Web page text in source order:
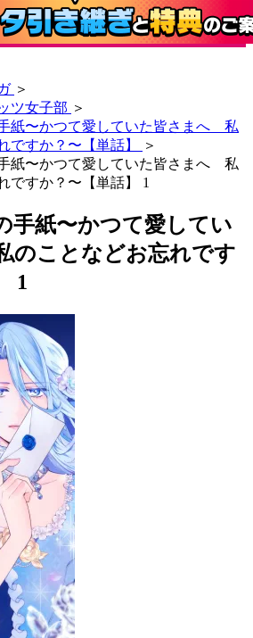
＞
ツ女子部 ＞
紙〜かつて愛していた皆さまへ 私
ですか？〜【単話】
＞
紙〜かつて愛していた皆さまへ 私
ですか？〜【単話】 1
手紙〜かつて愛してい
ことなどお忘れです
1